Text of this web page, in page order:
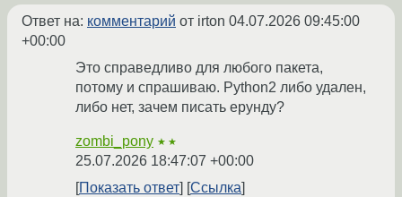
Ответ на: комментарий от irton 04.07.2026 09:45:00
+00:00
Это справедливо для любого пакета,
потому и спрашиваю. Python2 либо удален,
либо нет, зачем писать ерунду?
zombi_pony ★★
25.07.2026 18:47:07 +00:00
Показать ответ
Ссылка